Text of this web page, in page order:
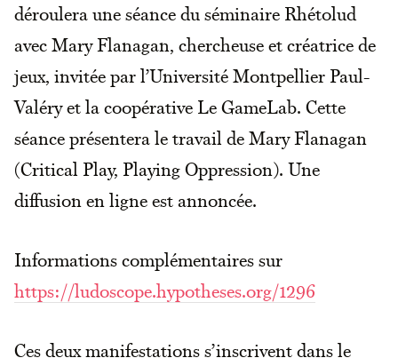
déroulera une séance du séminaire Rhétolud
avec Mary Flanagan, chercheuse et créatrice de
jeux, invitée par l’Université Montpellier Paul-
Valéry et la coopérative Le GameLab. Cette
séance présentera le travail de Mary Flanagan
(Critical Play, Playing Oppression). Une
diffusion en ligne est annoncée.
Informations complémentaires sur
https://ludoscope.hypotheses.org/1296
Ces deux manifestations s’inscrivent dans le